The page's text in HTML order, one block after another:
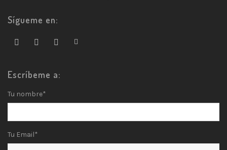
Sígueme en:
Escríbeme a:
Tu nombre*
Tu Email*